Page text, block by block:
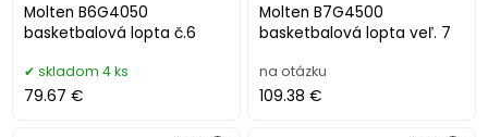
Molten B6G4050
basketbalová lopta č.6
skladom 4 ks
79.67 €
Molten B7G4500
basketbalová lopta veľ. 7
na otázku
109.38 €